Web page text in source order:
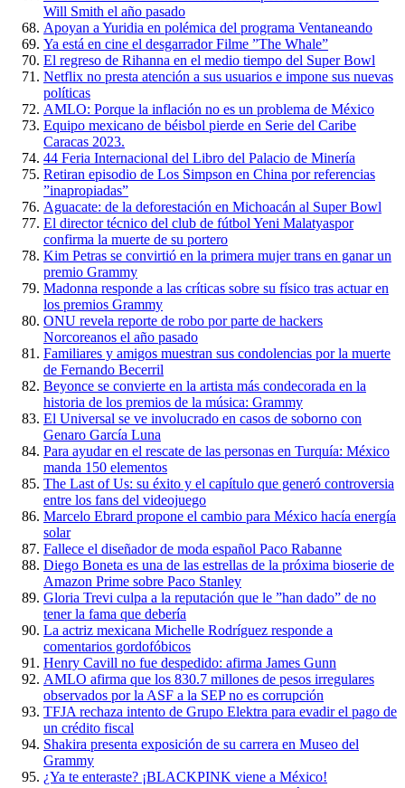
Will Smith el año pasado
Apoyan a Yuridia en polémica del programa Ventaneando
Ya está en cine el desgarrador Filme ”The Whale”
El regreso de Rihanna en el medio tiempo del Super Bowl
Netflix no presta atención a sus usuarios e impone sus nuevas
políticas
AMLO: Porque la inflación no es un problema de México
Equipo mexicano de béisbol pierde en Serie del Caribe
Caracas 2023.
44 Feria Internacional del Libro del Palacio de Minería
Retiran episodio de Los Simpson en China por referencias
”inapropiadas”
Aguacate: de la deforestación en Michoacán al Super Bowl
El director técnico del club de fútbol Yeni Malatyaspor
confirma la muerte de su portero
Kim Petras se convirtió en la primera mujer trans en ganar un
premio Grammy
Madonna responde a las críticas sobre su físico tras actuar en
los premios Grammy
ONU revela reporte de robo por parte de hackers
Norcoreanos el año pasado
Familiares y amigos muestran sus condolencias por la muerte
de Fernando Becerril
Beyonce se convierte en la artista más condecorada en la
historia de los premios de la música: Grammy
El Universal se ve involucrado en casos de soborno con
Genaro García Luna
Para ayudar en el rescate de las personas en Turquía: México
manda 150 elementos
The Last of Us: su éxito y el capítulo que generó controversia
entre los fans del videojuego
Marcelo Ebrard propone el cambio para México hacía energía
solar
Fallece el diseñador de moda español Paco Rabanne
Diego Boneta es una de las estrellas de la próxima bioserie de
Amazon Prime sobre Paco Stanley
Gloria Trevi culpa a la reputación que le ”han dado” de no
tener la fama que debería
La actriz mexicana Michelle Rodríguez responde a
comentarios gordofóbicos
Henry Cavill no fue despedido: afirma James Gunn
AMLO afirma que los 830.7 millones de pesos irregulares
observados por la ASF a la SEP no es corrupción
TFJA rechaza intento de Grupo Elektra para evadir el pago de
un crédito fiscal
Shakira presenta exposición de su carrera en Museo del
Grammy
¿Ya te enteraste? ¡BLACKPINK viene a México!